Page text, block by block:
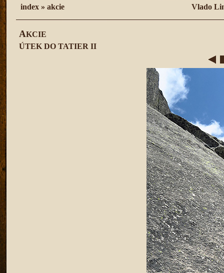
index » akcie Vlado
AKCIE
ÚTEK DO TATIER II